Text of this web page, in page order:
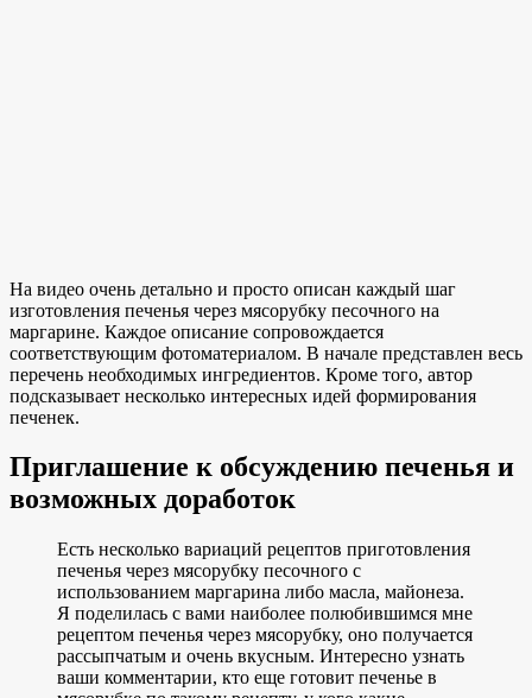
На видео очень детально и просто описан каждый шаг
изготовления печенья через мясорубку песочного на
маргарине. Каждое описание сопровождается
соответствующим фотоматериалом. В начале представлен весь
перечень необходимых ингредиентов. Кроме того, автор
подсказывает несколько интересных идей формирования
печенек.
Приглашение к обсуждению печенья и
возможных доработок
Есть несколько вариаций рецептов приготовления
печенья через мясорубку песочного с
использованием маргарина либо масла, майонеза.
Я поделилась с вами наиболее полюбившимся мне
рецептом печенья через мясорубку, оно получается
рассыпчатым и очень вкусным. Интересно узнать
ваши комментарии, кто еще готовит печенье в